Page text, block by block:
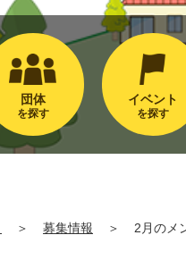
団体
を探す
イベント
を探す
＞ 募集情報 ＞ 2月のメ